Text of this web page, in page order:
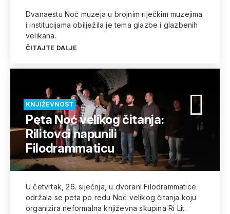
Dvanaestu Noć muzeja u brojnim riječkim muzejima
i institucijama obilježila je tema glazbe i glazbenih
velikana.
ČITAJTE DALJE
KNJIŽEVNOST
Peta Noć velikog čitanja:
Rilitovci napunili
Filodrammaticu
U četvrtak, 26. siječnja, u dvorani Filodrammatice
održala se peta po redu Noć velikog čitanja koju
organizira neformalna književna skupina Ri Lit.